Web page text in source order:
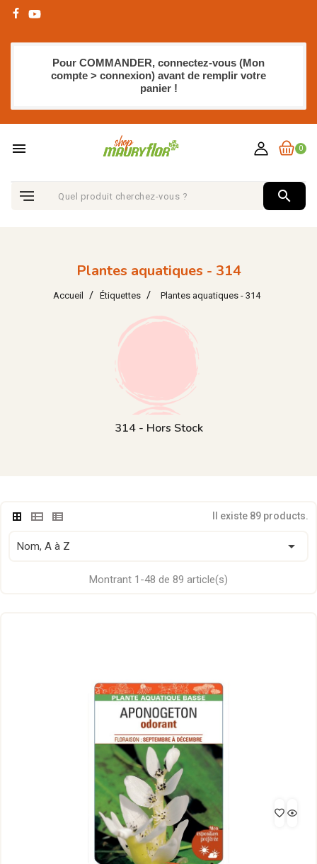
Pour COMMANDER, connectez-vous (Mon
compte > connexion) avant de remplir votre
panier !
menu 0
search
Plantes aquatiques - 314
Accueil Étiquettes Plantes aquatiques - 314
314 - Hors Stock
Il existe 89 products.
Nom, A à Z 
Montrant 1-48 de 89 article(s)